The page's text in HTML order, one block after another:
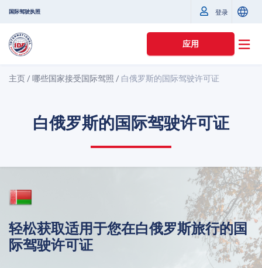
国际驾驶执照 登录
应用
主页 /哪些国家接受国际驾照 / 白俄罗斯的国际驾驶许可证
白俄罗斯的国际驾驶许可证
轻松获取适用于您在白俄罗斯旅行的国
际驾驶许可证